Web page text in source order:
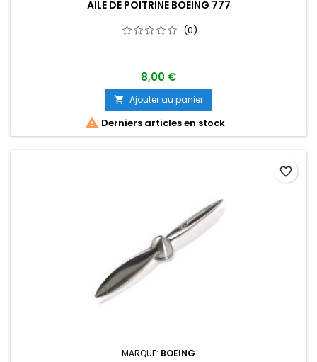
AILE DE POITRINE BOEING 777
(0)
8,00 €
 Ajouter au panier
 Derniers articles en stock
MARQUE: BOEING
favorite_border